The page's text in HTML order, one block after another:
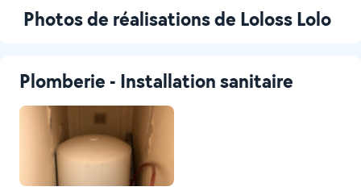
Photos de réalisations de Loloss Lolo
Plomberie - Installation sanitaire